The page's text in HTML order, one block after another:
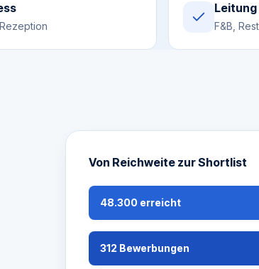
Leitung
F&B,
Von Reichweite zur Shortlist
48.300 erreicht
312 Bewerbungen